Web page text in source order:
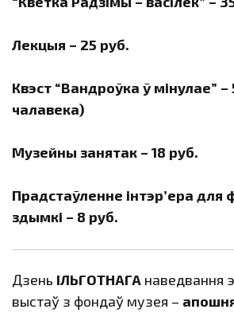
Лекцыя – 25 руб.
Квэст “Вандроўка ў мінулае” –
чалавека)
Музейны занятак – 18 руб.
Прадстаўленне інтэр’ера для
здымкі – 8 руб.
Дзень ІЛЬГОТНАГА наведвання
выстаў з фондаў музея –